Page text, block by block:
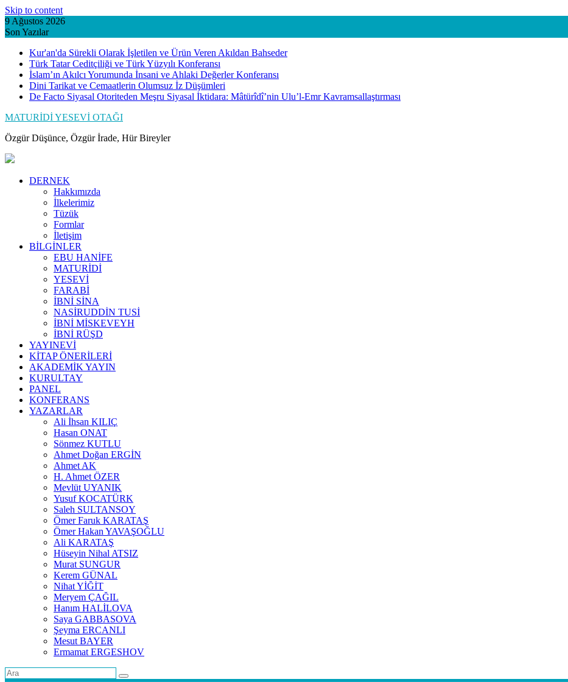
Skip to content
9 Ağustos 2026
Son Yazılar
Kur'an'da Sürekli Olarak İşletilen ve Ürün Veren Akıldan Bahseder
Türk Tatar Ceditçiliği ve Türk Yüzyılı Konferansı
İslam’ın Akılcı Yorumunda İnsani ve Ahlaki Değerler Konferansı
Dini Tarikat ve Cemaatlerin Olumsuz İz Düşümleri
De Facto Siyasal Otoriteden Meşru Siyasal İktidara: Mâtürîdî’nin Ulu’l-Emr Kavramsallaştırması
MATURİDİ YESEVİ OTAĞI
Özgür Düşünce, Özgür İrade, Hür Bireyler
DERNEK
Hakkımızda
İlkelerimiz
Tüzük
Formlar
İletişim
BİLGİNLER
EBU HANİFE
MATURİDİ
YESEVİ
FARABİ
İBNİ SİNA
NASİRUDDİN TUSİ
İBNİ MİSKEVEYH
İBNİ RÜŞD
YAYINEVİ
KİTAP ÖNERİLERİ
AKADEMİK YAYIN
KURULTAY
PANEL
KONFERANS
YAZARLAR
Ali İhsan KILIÇ
Hasan ONAT
Sönmez KUTLU
Ahmet Doğan ERGİN
Ahmet AK
H. Ahmet ÖZER
Mevlüt UYANIK
Yusuf KOCATÜRK
Saleh SULTANSOY
Ömer Faruk KARATAŞ
Ömer Hakan YAVAŞOĞLU
Ali KARATAŞ
Hüseyin Nihal ATSIZ
Murat SUNGUR
Kerem GÜNAL
Nihat YİĞİT
Meryem ÇAĞIL
Hanım HALİLOVA
Saya GABBASOVA
Şeyma ERCANLI
Mesut BAYER
Ermamat ERGESHOV